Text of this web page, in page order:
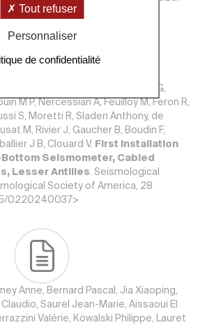
Plantier G, Menard P, Savaton G,
M P, Nercessian A, Feuilloy M, Feron R,
S, Moretti R, Sladen Anthony, de
M, Rivier J, Gaucher B, Boudin F,
J B, Clouard V. First Installation
Seismometer, Cabled
Lesser Antilles. Seismological
Society of America, 28
0220240037>
Anne, Bernard Pascal, Jia Xiaoping,
Saurel Jean-Marie, Aissaoui El
Valérie, Kowalski Philippe, Lauret
Tout refuser
Personnaliser
de confidentialité